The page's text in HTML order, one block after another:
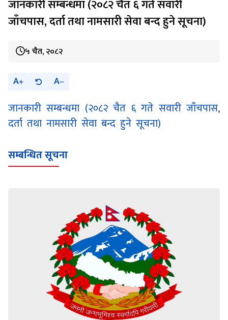
जानकारी सम्बन्धमा (२०८२ चैत ६ गते सवारी
जाँचपास, दर्ता तथा नामसारी सेवा बन्द हुने सूचना)
५ चैत, २०८२
A A
जानकारी सम्बन्धमा (२०८२ चैत ६ गते सवारी जाँचपास,
दर्ता तथा नामसारी सेवा बन्द हुने सूचना)
सम्बन्धित सूचना